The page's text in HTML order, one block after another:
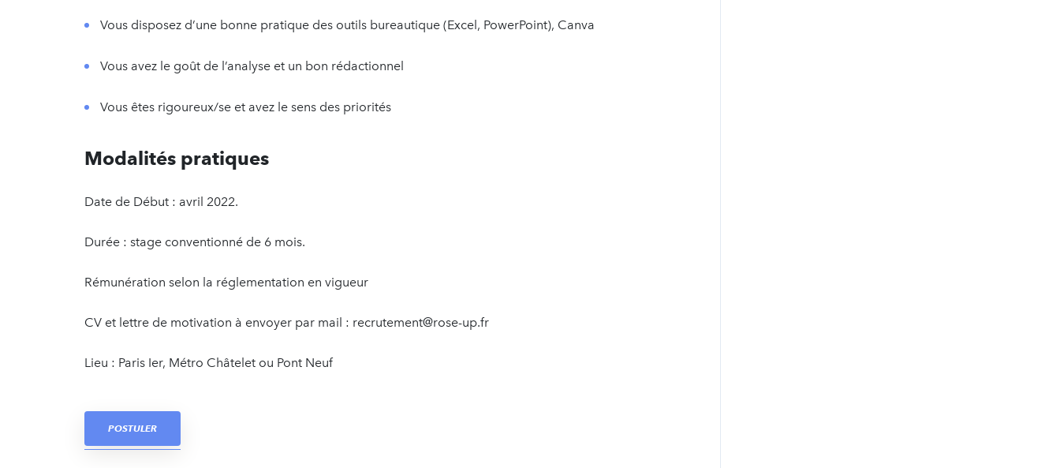
Vous disposez d’une bonne pratique des outils bureautique (Excel, PowerPoint), Canva
Vous avez le goût de l’analyse et un bon rédactionnel
Vous êtes rigoureux/se et avez le sens des priorités
Modalités pratiques
Date de Début : avril 2022.
Durée : stage conventionné de 6 mois.
Rémunération selon la réglementation en vigueur
CV et lettre de motivation à envoyer par mail : recrutement@rose-up.fr
Lieu : Paris Ier, Métro Châtelet ou Pont Neuf
POSTULER